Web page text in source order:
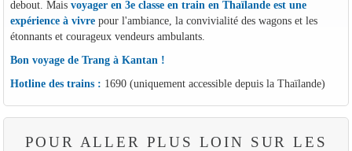
debout. Mais voyager en 3e classe en train en Thaïlande est une
expérience à vivrepour l'ambiance, la convivialité des wagons et les
étonnants et courageux vendeurs ambulants.
Bon voyage de Trang à Kantan !
Hotline des trains : 1690 (uniquement accessible depuis la Thaïlande)
POUR ALLER PLUS LOIN SUR LES